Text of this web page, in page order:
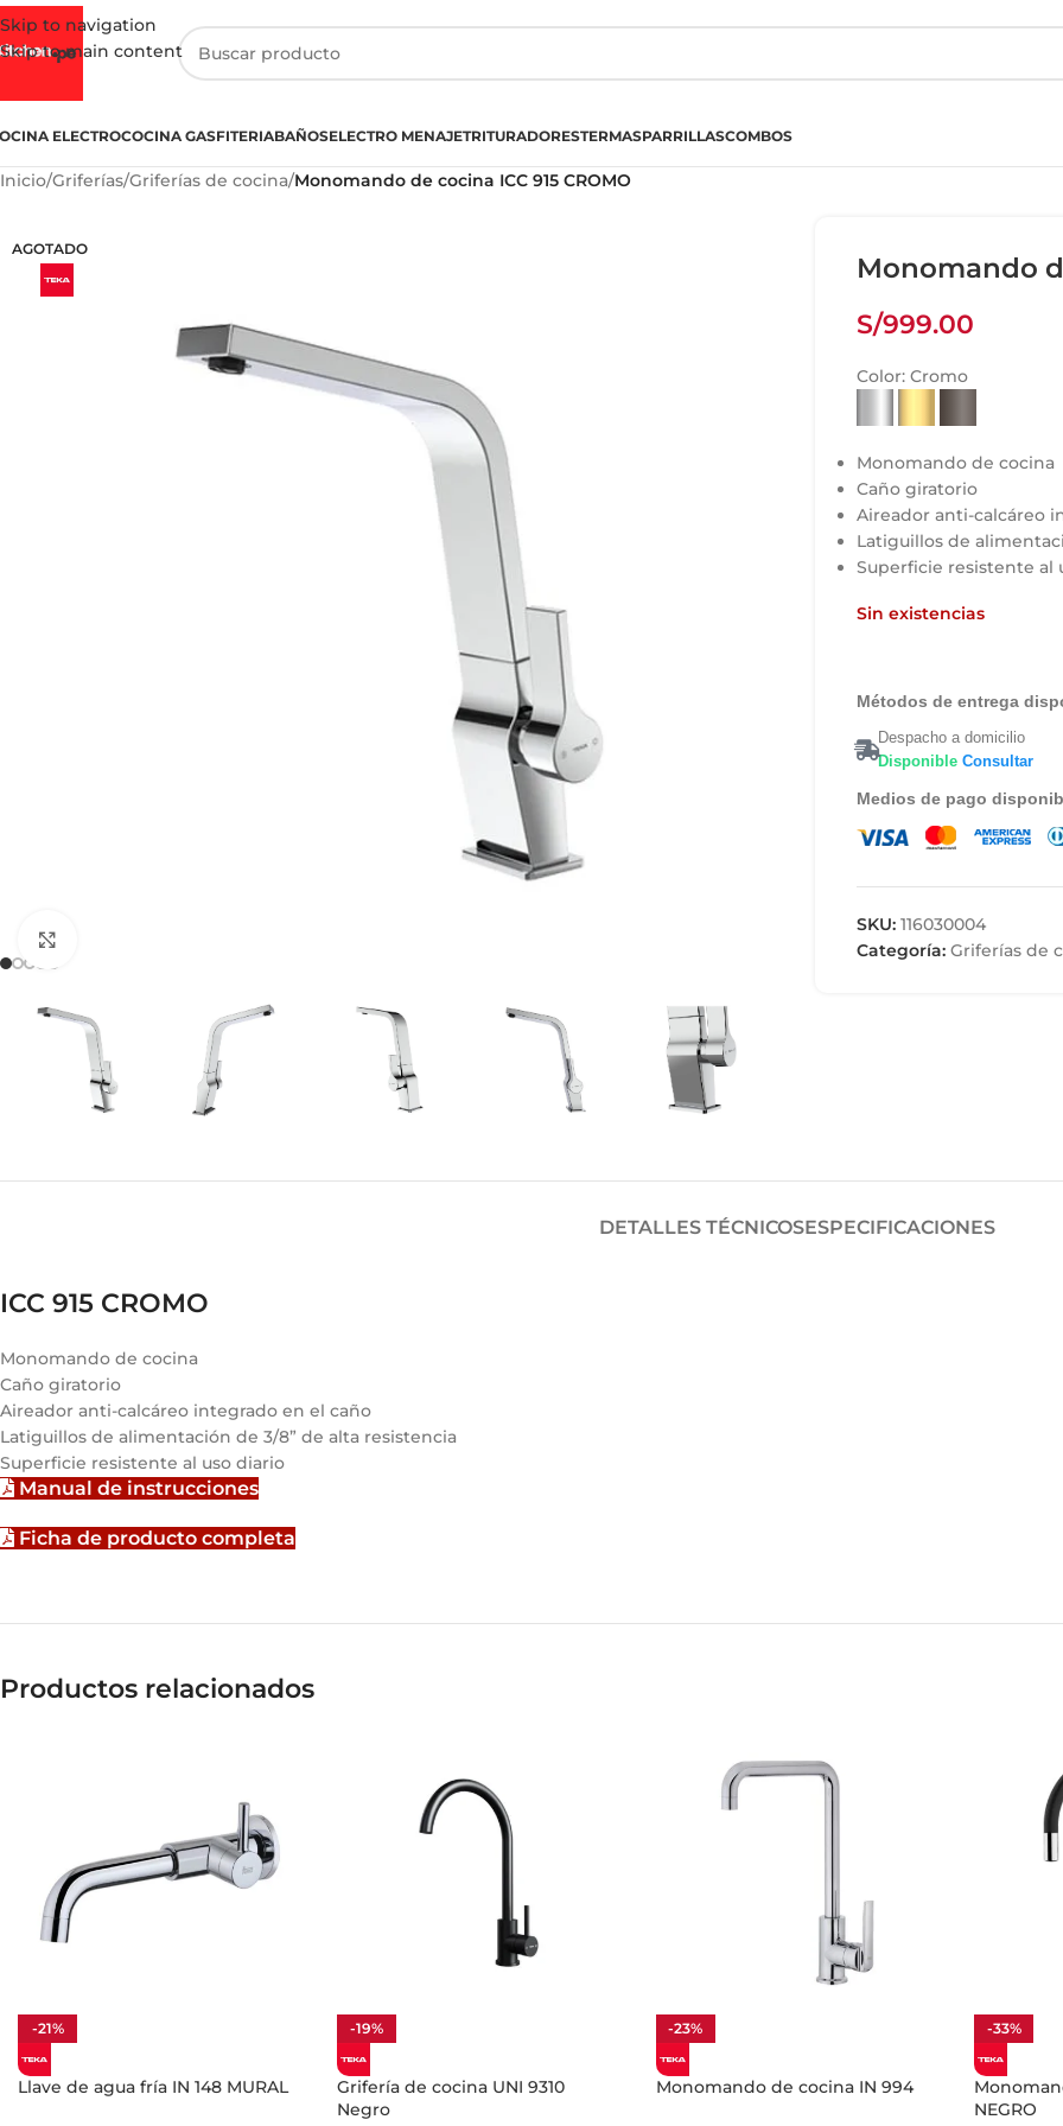
Skip to navigation
Skip to main content
ELECTROCOCINA GASFITERIABAÑOSELECTRO MENAJETRITURADORESTERMASPARRILLASCOMBOS
Inicio/Griferías/Griferías de cocina/Monomando de cocina ICC 915 CROMO
AGOTADO
Monomando
S/999.00
Color: Cromo
Monomando de cocina
Caño giratorio
Aireador anti-calcáreo
Latiguillos de
Superficie resistente al
Sin existencias
Métodos de entrega
Despacho a domicilio
Disponible Consultar
Medios de pago
SKU: 116030004
Categoría: Griferías de
DETALLES TÉCNICOSESPECIFICACIONES
ICC 915 CROMO
Monomando de cocina
Caño giratorio
Aireador anti-calcáreo integrado en el caño
Latiguillos de alimentación de 3/8” de alta resistencia
Superficie resistente al uso diario
Manual de instrucciones
Ficha de producto completa
Productos relacionados
-21%
Llave de agua fría IN 148 MURAL
-19%
Grifería de cocina UNI 9310
Negro
-23%
Monomando de cocina IN 994
-33%
NEGRO